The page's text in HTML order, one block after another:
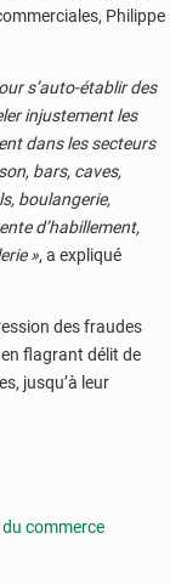
Philippe
s’auto-établir des
injustement les
dans les secteurs
bars, caves,
boulangerie,
d’habillement,
», a expliqué
des fraudes
flagrant délit de
jusqu’à leur
commerce